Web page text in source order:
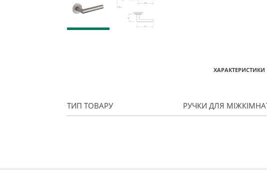
ХАРАКТЕРИСТИКИ
ТИП ТОВАРУ РУЧКИ ДЛЯ